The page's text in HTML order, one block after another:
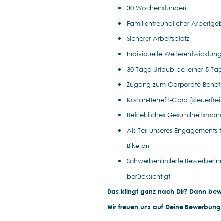
30 Wochenstunden
Familienfreundlicher
Sicherer Arbeitsplatz
Individuelle
30 Tage Urlaub bei einer 5
Zugang zum Corporate
Korian-Benefit-Card
Betriebliches
Als Teil unseres
Bike an
Schwerbehinderte
berücksichtigt
Das klingt ganz nach Dir? Dann
Wir freuen uns auf Deine